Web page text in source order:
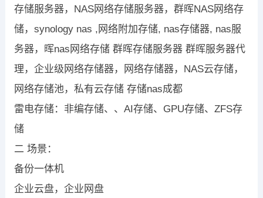
存储服务器，NAS网络存储服务器，群晖NAS网络存
储，synology nas ,网络附加存储, nas存储器, nas服
务器，晖nas网络存储 群晖存储服务器 群晖服务器代
理，企业级网络存储器，网络存储器，NAS云存储，
网络存储池，私有云存储 存储nas成都
雷电存储：非编存储、、AI存储、GPU存储、ZFS存
储
二 场景：
备份一体机
企业云盘，企业网盘